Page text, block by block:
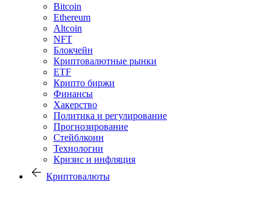
Bitcoin
Ethereum
Altcoin
NFT
Блокчейн
Криптовалютные рынки
ETF
Крипто биржи
Финансы
Хакерство
Политика и регулирование
Прогнозирование
Стейблкоин
Технологии
Кризис и инфляция
Криптовалюты